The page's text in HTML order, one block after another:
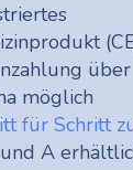
über
möglich
für Schritt
A